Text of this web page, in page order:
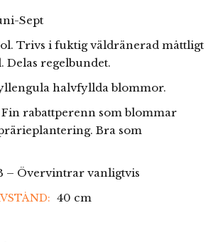
Sept
Trivs i fuktig väldränerad måttligt
regelbundet.
halvfyllda blommor.
Fin rabattperenn som blommar
Bra som
– Övervintrar vanligtvis
40 cm